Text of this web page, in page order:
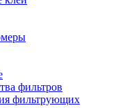
фильтров
фильтрующих